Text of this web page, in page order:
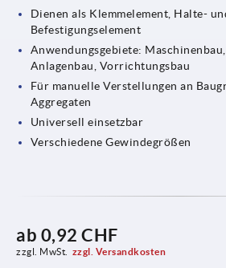
Dienen als Klemmelement, Halte-
Befestigungselement
Anwendungsgebiete: Maschinenbau,
Anlagenbau, Vorrichtungsbau
Für manuelle Verstellungen an
Aggregaten
Universell einsetzbar
Verschiedene Gewindegrößen
ab 0,92 CHF
zzgl. MwSt. zzgl. Versandkosten